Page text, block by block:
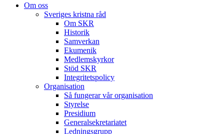
Om oss
Sveriges kristna råd
Om SKR
Historik
Samverkan
Ekumenik
Medlemskyrkor
Stöd SKR
Integritetspolicy
Organisation
Så fungerar vår organisation
Styrelse
Presidium
Generalsekretariatet
Ledningsgrupp